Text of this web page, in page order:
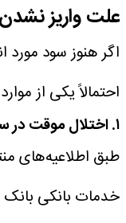
علت واریز نشدن
اگر هنوز سود مورد
احتمالاً یکی از
۱. اختلال موقت در سامانه‌های بانکی
طبق اطلاعیه‌های
خدمات بانکی بانک